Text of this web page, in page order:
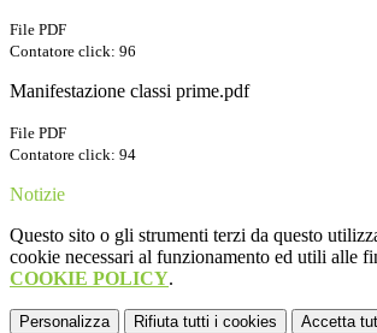
File PDF
Contatore click: 96
Manifestazione classi prime.pdf
File PDF
Contatore click: 94
Notizie
Questo sito o gli strumenti terzi da questo
cookie necessari al funzionamento ed utili alle
COOKIE POLICY.
Personalizza Rifiuta tutti i cookies Accetta